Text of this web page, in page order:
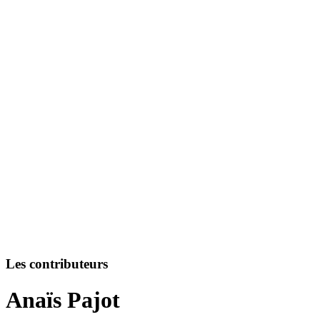
Les contributeurs
Anaïs Pajot